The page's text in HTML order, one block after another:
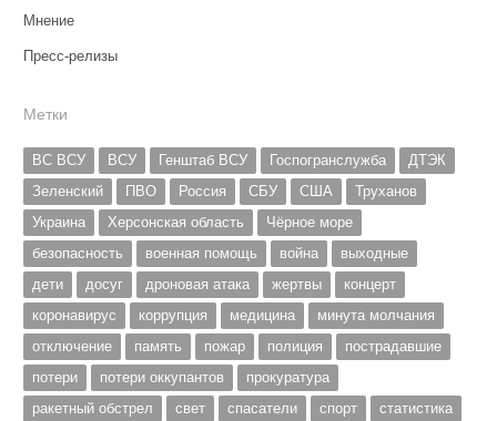
Мнение
Пресс-релизы
Метки
ВС ВСУ ВСУ Генштаб ВСУ Госпогранслужба
ДТЭК
Зеленский
ПВО Россия СБУ США
Труханов
Украина
Херсонская область
Чёрное море
безопасность
военная помощь война
выходные
дети
досуг дроновая атака жертвы
концерт
коронавирус
коррупция медицина
минута молчания
отключение
память пожар полиция
пострадавшие
потери
потери оккупантов
прокуратура
ракетный обстрел
свет спасатели спорт
статистика